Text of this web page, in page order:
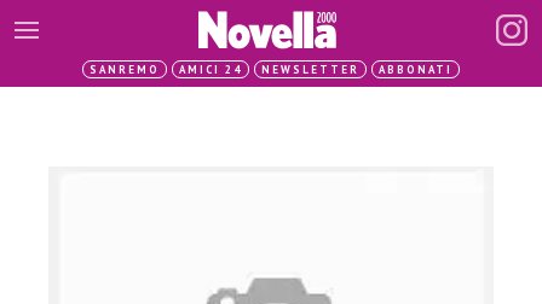
SANREMO AMICI 24 NEWSLETTER ABBONATI